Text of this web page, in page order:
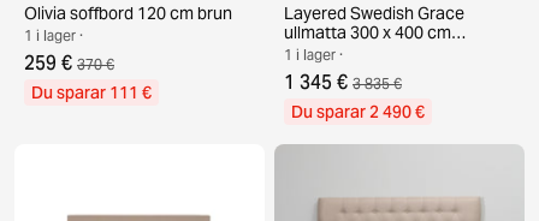
Olivia soffbord 120 cm brun
1 i lager ·
259 € 370 €
Du sparar 111 €
Layered Swedish Grace
ullmatta 300 x 400 cm
Oatmeal
1 i lager ·
1 345 € 3 835 €
Du sparar 2 490 €